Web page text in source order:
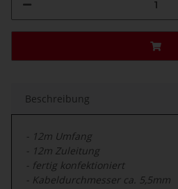
Beschreibung
- 12m Umfang
- 12m Zuleitung
- fertig konfektioniert
- Kabeldurchmesser ca. 5,5mm